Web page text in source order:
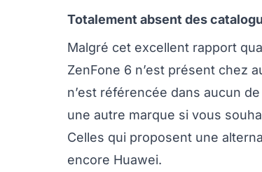
Totalement absent des
Malgré cet excellent rapport
ZenFone 6 n’est présent chez
n’est référencée dans aucun
une autre marque si vous
Celles qui proposent une
encore Huawei.